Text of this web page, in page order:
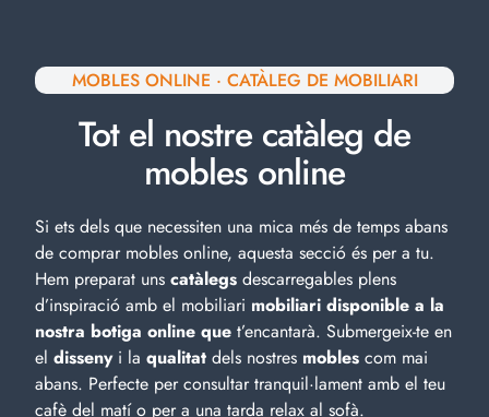
MOBLES ONLINE · CATÀLEG DE MOBILIARI
Tot el nostre catàleg de
mobles online
Si ets dels que necessiten una mica més de temps abans
de comprar mobles online, aquesta secció és per a tu.
Hem preparat unscatàlegsdescarregables plens
d’inspiració amb el mobiliari mobiliari disponible a la
nostra botiga online quet’encantarà. Submergeix-te en